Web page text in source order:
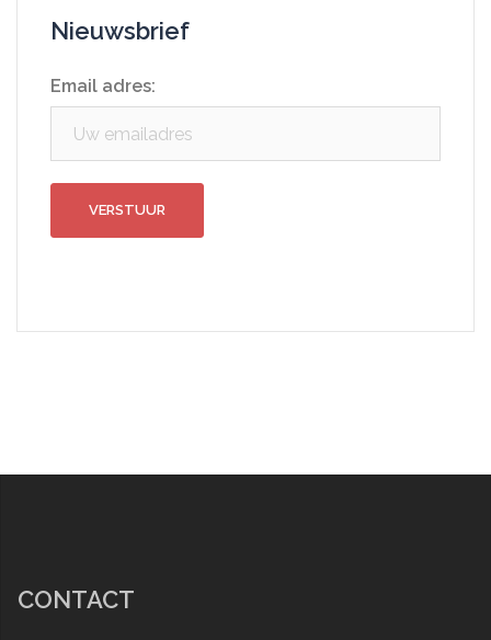
Nieuwsbrief
Email adres:
CONTACT